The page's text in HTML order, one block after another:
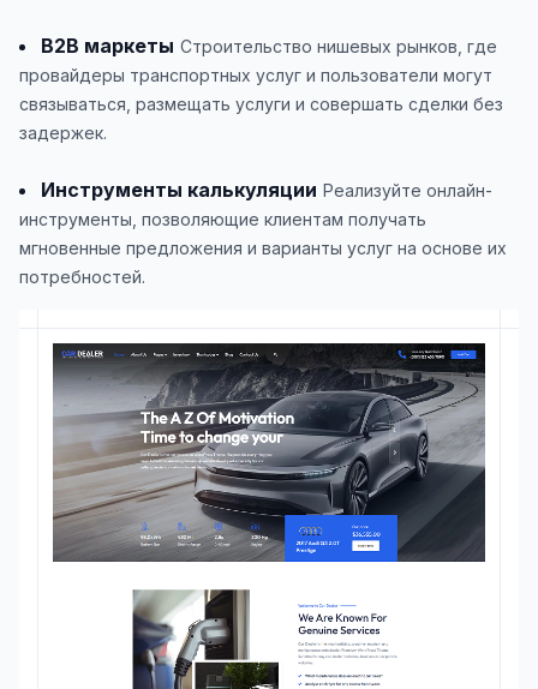
B2B маркеты Строительство нишевых рынков, где
провайдеры транспортных услуг и пользователи могут
связываться, размещать услуги и совершать сделки без
задержек.
Инструменты калькуляции Реализуйте онлайн-
инструменты, позволяющие клиентам получать
мгновенные предложения и варианты услуг на основе их
потребностей.